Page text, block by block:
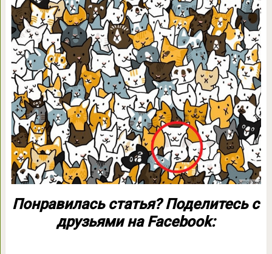
Понравилась статья? Поделитесь с
друзьями на Facebook: